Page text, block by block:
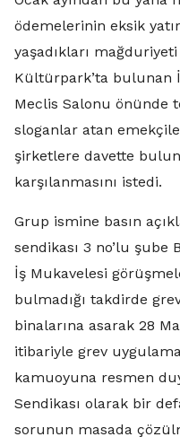
ödemelerinin eksik
yaşadıkları
Kültürpark’ta bulunan
Meclis Salonu önünde
sloganlar atan
şirketlere davette
karşılanmasını istedi.
Grup ismine basın
sendikası 3 no’lu şube
İş Mukavelesi
bulmadığı takdirde
binalarına asarak 28
itibariyle grev
kamuoyuna resmen
Sendikası olarak bir
sorunun masada